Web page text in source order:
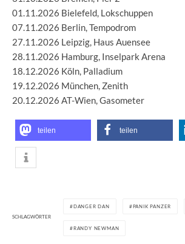
01.11.2026 Bielefeld, Lokschuppen
07.11.2026 Berlin, Tempodrom
27.11.2026 Leipzig, Haus Auensee
28.11.2026 Hamburg, Inselpark Arena
18.12.2026 Köln, Palladium
19.12.2026 München, Zenith
20.12.2026 AT-Wien, Gasometer
teilen teilen
SCHLAGWÖRTER
DANGER DAN PANIK PANZER
RANDY NEWMAN